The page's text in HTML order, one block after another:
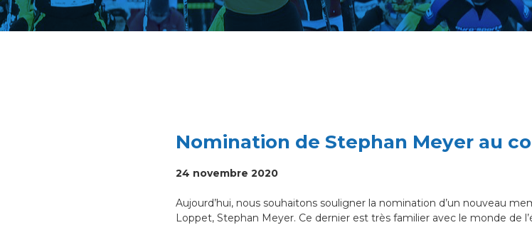
Nomination de Stephan Meyer au
24 novembre 2020
Aujourd’hui, nous souhaitons souligner la nomination d’un nouveau
Loppet, Stephan Meyer. Ce dernier est très familier avec le monde de